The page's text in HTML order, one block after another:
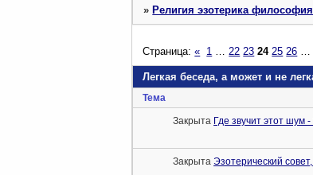
»Религия эзотерика
Легкая беседа, а может и не
Страница:« 1 22 23 24 25 26
Тема
Закрыта Где звучит этот шум
ЗакрытаЭзотерический